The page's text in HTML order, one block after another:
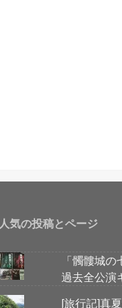
人気の投稿とページ
「髑髏城
過去全公演
[旅行記]真